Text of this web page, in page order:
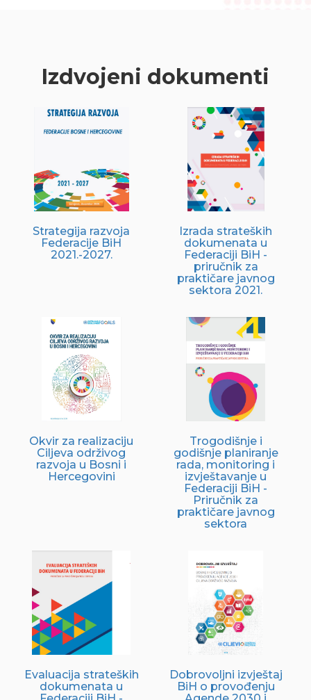
Izdvojeni dokumenti
Strategija razvoja
Federacije BiH
2021.-2027.
Izrada strateških
dokumenata u
Federaciji BiH -
priručnik za
praktičare javnog
sektora 2021.
Okvir za realizaciju
Ciljeva održivog
razvoja u Bosni i
Hercegovini
Trogodišnje i
godišnje planiranje
rada, monitoring i
izvještavanje u
Federaciji BiH -
Priručnik za
praktičare javnog
sektora
Evaluacija strateških
dokumenata u
Dobrovoljni izvještaj
BiH o provođenju